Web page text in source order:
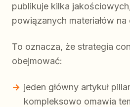
publikuje kilka
powiązanych materiałów na
To oznacza, że strategia
obejmować:
jeden główny artykuł
kompleksowo omawia